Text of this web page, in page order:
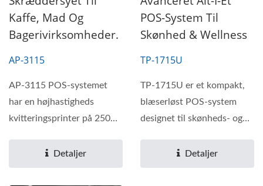
Kaffe, Mad Og
Bagerivirksomheder.
AP-3115
AP-3115 POS-systemet
har en højhastigheds
kvitteringsprinter på 250
indbygget...Detaljer
POS-System Til
Skønhed & Wellness
TP-1715U
TP-1715U er et kompakt,
blæserløst POS-system
designet til skønheds- og
Detaljer